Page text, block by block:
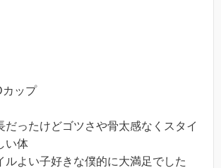
ップ
だったけどゴツさや骨太感なくスタイ
い体
ルよい子好きな僕的に大満足でした